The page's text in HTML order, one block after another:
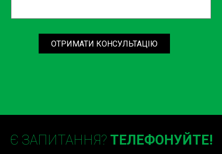
ОТРИМАТИ КОНСУЛЬТАЦІЮ
Є ЗАПИТАННЯ? ТЕЛЕФОНУЙТЕ!